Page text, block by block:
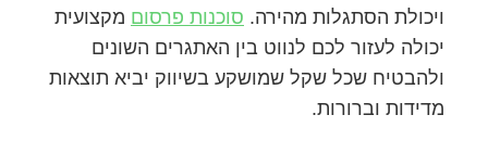
ויכולת הסתגלות מהירה. סוכנות פרסום מקצועית
יכולה לעזור לכם לנווט בין האתגרים השונים
ולהבטיח שכל שקל שמושקע בשיווק יביא תוצאות
מדידות וברורות.